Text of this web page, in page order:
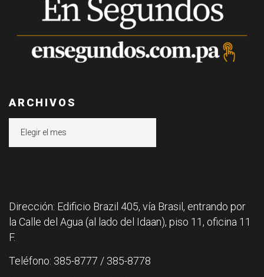
ARCHIVOS
Dirección: Edificio Brazil 405, vía Brasil, entrando por
la Calle del Agua (al lado del Idaan), piso 11, oficina 11
F.
Teléfono: 385-8777 / 385-8778